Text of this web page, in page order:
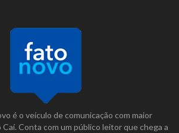
é o veículo de comunicação com maior
Caí. Conta com um público leitor que chega a